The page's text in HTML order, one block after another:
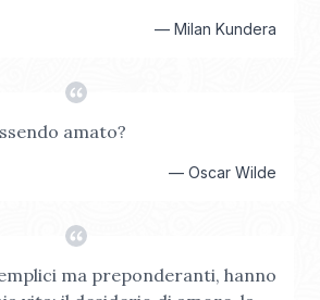
— Milan Kundera
amato?
— Oscar Wilde
ma preponderanti, hanno